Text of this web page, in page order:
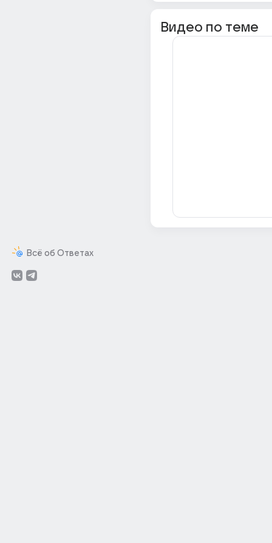
Всё об Ответах
Видео по теме